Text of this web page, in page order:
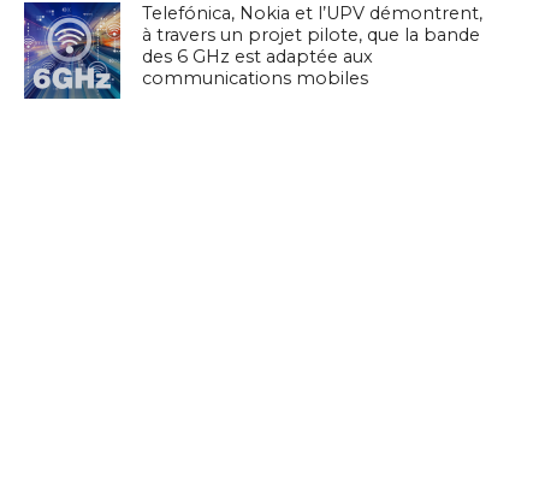
Telefónica, Nokia et l’UPV démontrent,
à travers un projet pilote, que la bande
des 6 GHz est adaptée aux
communications mobiles